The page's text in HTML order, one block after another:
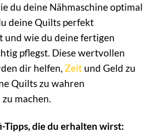
du deine Nähmaschine optimal
deine Quilts perfekt
und wie du deine fertigen
pflegst. Diese wertvollen
dir helfen, Zeit und Geld zu
Quilts zu wahren
machen.
Tipps, die du erhalten wirst: